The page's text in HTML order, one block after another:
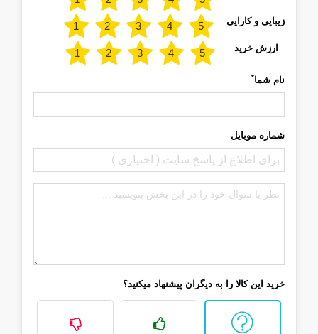
زیبایی و کارایی
ارزش خرید
نام شما*
شماره موبایل
خرید این کالا را به دیگران پیشنهاد میکنید؟